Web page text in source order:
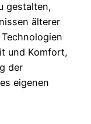
gestalten,
älterer
und Komfort,
der
eigenen